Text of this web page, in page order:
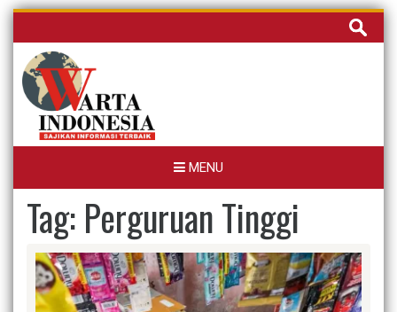
Skip
content
Cari
untuk:
MENU
Tag: Perguruan Tinggi